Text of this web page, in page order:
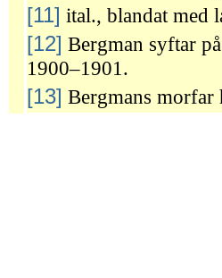
[11] ital., blandat med
[12] Bergman syftar
1900–1901.
[13] Bergmans morfar